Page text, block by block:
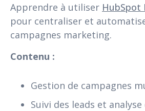
Apprendre à utiliser HubSpot
pour centraliser et
campagnes marketing.
Contenu :
Gestion de campagnes
Suivi des leads et